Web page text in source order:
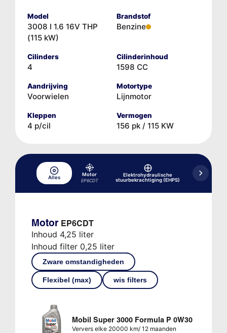
Model
3008 I 1.6 16V THP
(115 kW)
Brandstof
Benzine
Cilinders
4
Cilinderinhoud
1598 CC
Aandrijving
Voorwielen
Motortype
Lijnmotor
Kleppen
4 p/cil
Vermogen
156 pk / 115 KW
Alles
Motor
EP6CDT
Elektrohydraulische
stuurbekrachtiging (EHPS)
rem-/
Motor EP6CDT
Inhoud 4,25 liter
Inhoud filter 0,25 liter
Zware omstandigheden
Flexibel (max) wis filters
Mobil Super 3000 Formula P 0W30
Ververs elke 20000 km/ 12 maanden